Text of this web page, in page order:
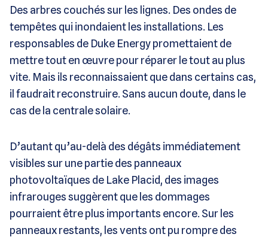
Des arbres couchés sur les lignes. Des ondes de
tempêtes qui inondaient les installations. Les
responsables de Duke Energy promettaient de
mettre tout en œuvre pour réparer le tout au plus
vite. Mais ils reconnaissaient que dans certains cas,
il faudrait reconstruire. Sans aucun doute, dans le
cas de la centrale solaire.
D’autant qu’au-delà des dégâts immédiatement
visibles sur une partie des panneaux
photovoltaïques de Lake Placid, des images
infrarouges suggèrent que les dommages
pourraient être plus importants encore. Sur les
panneaux restants, les vents ont pu rompre des